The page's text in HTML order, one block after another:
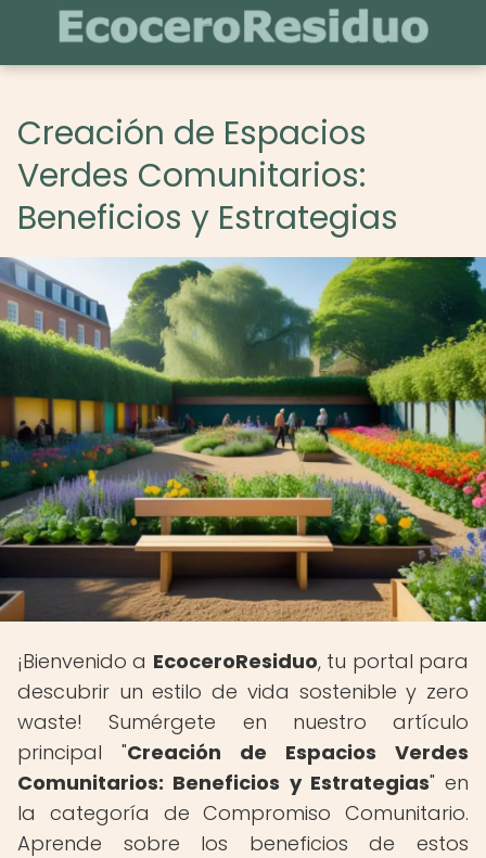
Creación de Espacios
Verdes Comunitarios:
Beneficios y Estrategias
¡Bienvenido a EcoceroResiduo, tu portal para
descubrir un estilo de vida sostenible y zero
waste! Sumérgete en nuestro artículo
principal "Creación de Espacios Verdes
Comunitarios: Beneficios y Estrategias" en
la categoría de Compromiso Comunitario.
Aprende sobre los beneficios de estos